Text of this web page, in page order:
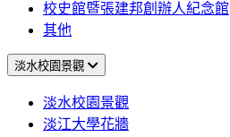
校史館暨張建邦創辦人紀念館
其他
淡水校園景觀
淡水校園景觀
淡江大學花牆